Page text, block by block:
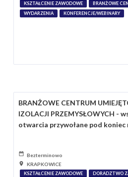
KSZTAŁCENIE ZAWODOWE
BRANŻOWE
WYDARZENIA
KONFERENCJE/WEBINARY
BRANŻOWE CENTRUM
IZOLACJI PRZEMYSŁOWYCH -
otwarcia przywołane pod
Bezterminowo
KRAPKOWICE
KSZTAŁCENIE ZAWODOWE
DORADZTWO